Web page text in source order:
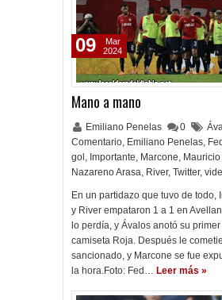
Mano a mano
Emiliano Penelas 0
Comentario, Emiliano Penelas,
gol , Importante, Marcone,
Nazareno Arasa, River, Twitter,
En un partidazo que tuvo de todo,
y River empataron 1 a 1 en
lo perdía, y Ávalos anotó su
camiseta Roja. Después le
sancionado, y Marcone se fue
la hora.Foto: Fed… Leer más »
09
Mar
2024